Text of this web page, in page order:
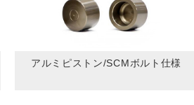
アルミピストン/SCMボルト仕様